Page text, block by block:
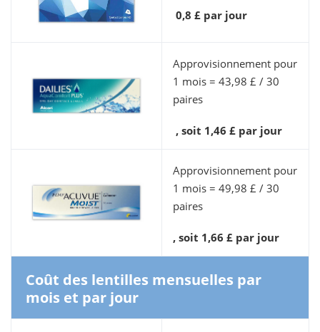
0,8 £ par jour
Approvisionnement pour
1 mois = 43,98 £ / 30
paires
, soit 1,46 £ par jour
Approvisionnement pour
1 mois = 49,98 £ / 30
paires
, soit 1,66 £ par jour
Coût des lentilles mensuelles par
mois et par jour